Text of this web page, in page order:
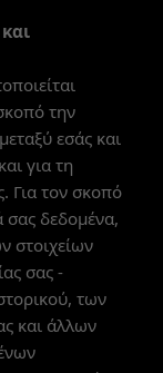
την
εσάς και
για τη
Για τον σκοπό
σας δεδομένα,
στοιχείων
σας -
των
και άλλων